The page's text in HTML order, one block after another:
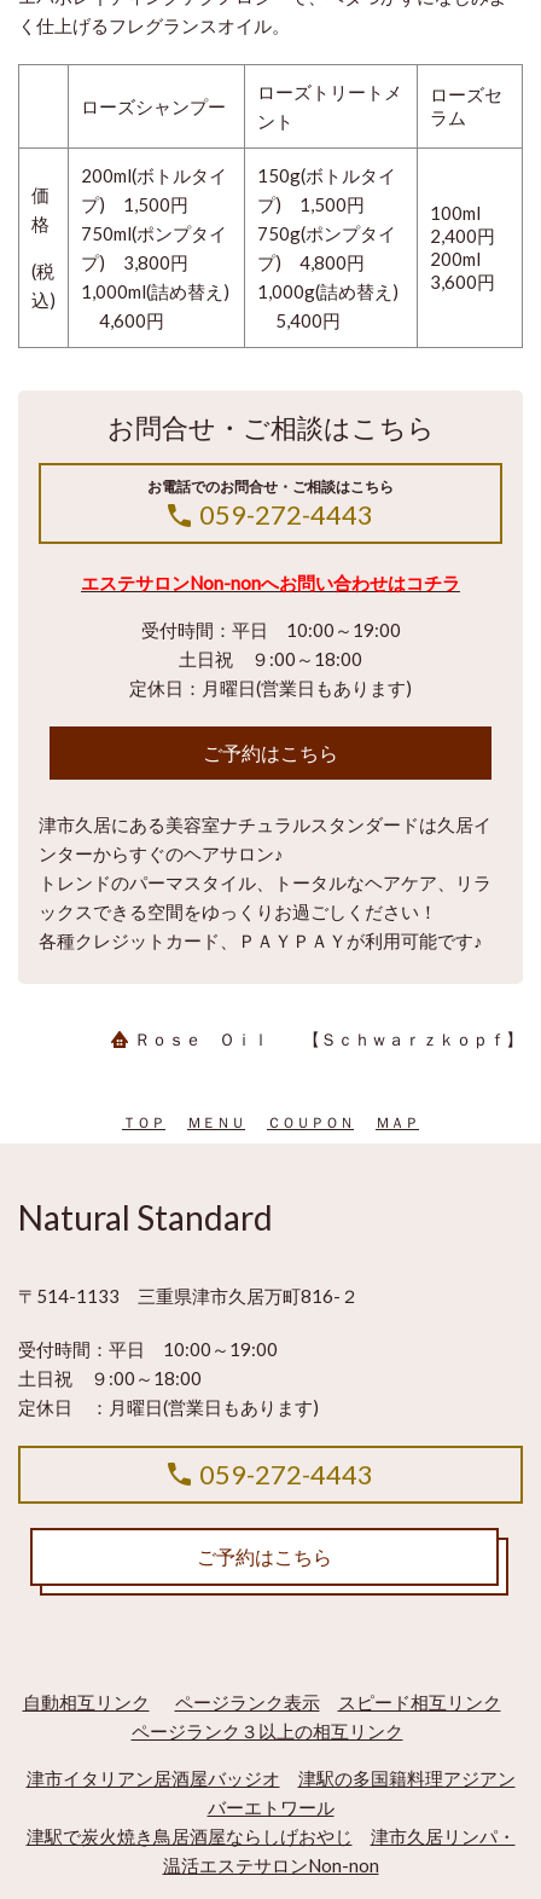
く仕上げるフレグランスオイル。
ローズシャンプー
ローズトリートメ
ント
ローズセ
ラム
価
格
(税
込)
200ml(ボトルタイ
プ) 1,500円
750ml(ポンプタイ
プ) 3,800円
1,000ml(詰め替え)
4,600円
150g(ボトルタイ
プ) 1,500円
750g(ポンプタイ
プ) 4,800円
1,000g(詰め替え)
5,400円
100ml
2,400円
200ml
3,600円
お問合せ・ご相談はこちら
お電話でのお問合せ・ご相談はこちら
059-272-4443
エステサロンNon-nonへお問い合わせはコチラ
受付時間：平日 10:00～19:00
土日祝 ９:00～18:00
定休日：月曜日(営業日もあります)
ご予約はこちら
津市久居にある美容室ナチュラルスタンダードは久居イ
ンターからすぐのヘアサロン♪
トレンドのパーマスタイル、トータルなヘアケア、リラ
ックスできる空間をゆっくりお過ごしください！
各種クレジットカード、ＰＡＹＰＡＹが利用可能です♪
Ｒｏｓｅ Ｏｉｌ 【Ｓｃｈｗａｒｚｋｏｐｆ】
ＴＯＰ ＭＥＮＵ ＣＯＵＰＯＮ ＭＡＰ
Natural Standard
〒514-1133 三重県津市久居万町816-２
受付時間： 平日 10:00～19:00
土日祝 ９:00～18:00
定休日 ： 月曜日(営業日もあります)
059-272-4443
ご予約はこちら
自動相互リンク ページランク表示
スピード相互リンク
ページランク３以上の相互リンク
津市イタリアン居酒屋バッジオ
津駅の多国籍料理アジアン
バーエトワール
津駅で炭火焼き鳥居酒屋ならしげおやじ
津市久居リンパ・
温活エステサロンNon-non